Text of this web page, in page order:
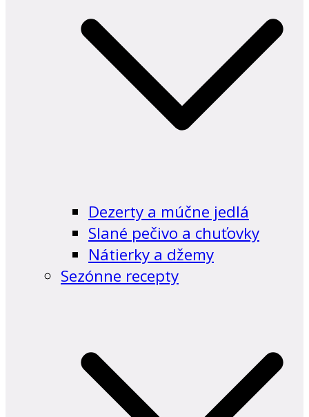
Dezerty a múčne jedlá
Slané pečivo a chuťovky
Nátierky a džemy
Sezónne recepty